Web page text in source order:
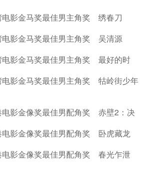
影金马奖最佳男主角奖 绣春刀
影金马奖最佳男主角奖 吴清源
影金马奖最佳男主角奖 最好的时
影金马奖最佳男主角奖 牯岭街少年
影金像奖最佳男配角奖 赤壁2：决
影金像奖最佳男配角奖 卧虎藏龙
影金像奖最佳男配角奖 春光乍泄